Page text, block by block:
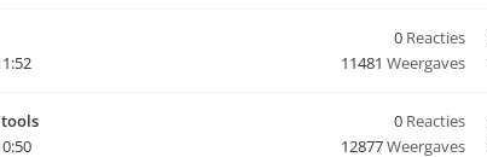
0 Reacties
11481 Weergaves
0 Reacties
12877Weergaves